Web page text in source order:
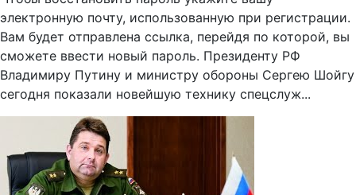
электронную почту, использованную при регистрации.
Вам будет отправлена ссылка, перейдя по которой, вы
сможете ввести новый пароль. Президенту РФ
Владимиру Путину и министру обороны Сергею Шойгу
сегодня показали новейшую технику спецслуж...